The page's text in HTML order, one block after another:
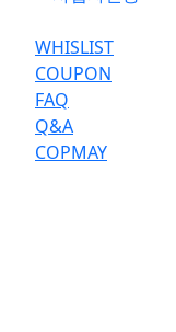
WHISLIST
COUPON
FAQ
Q&A
COPMAY